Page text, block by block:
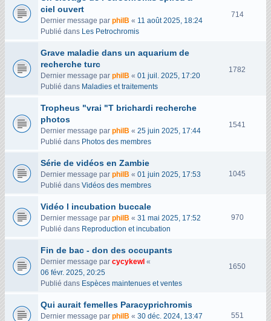
ciel ouvert
Dernier message par philB « 11 août 2025, 18:24
Publié dans Les Petrochromis
714V
Grave maladie dans un aquarium de
recherche turc
Dernier message par philB « 01 juil. 2025, 17:20
Publié dans Maladies et traitements
1782
Tropheus "vrai "T brichardi recherche
photos
Dernier message par philB « 25 juin 2025, 17:44
Publié dans Photos des membres
1541
Série de vidéos en Zambie
Dernier message par philB « 01 juin 2025, 17:53
Publié dans Vidéos des membres
1045
Vidéo l incubation buccale
Dernier message par philB « 31 mai 2025, 17:52
Publié dans Reproduction et incubation
970V
Fin de bac - don des occupants
Dernier message par cycykewl «
06 févr. 2025, 20:25
Publié dans Espèces maintenues et ventes
1650V
Qui aurait femelles Paracyprichromis
Dernier message par philB « 30 déc. 2024, 13:47
551